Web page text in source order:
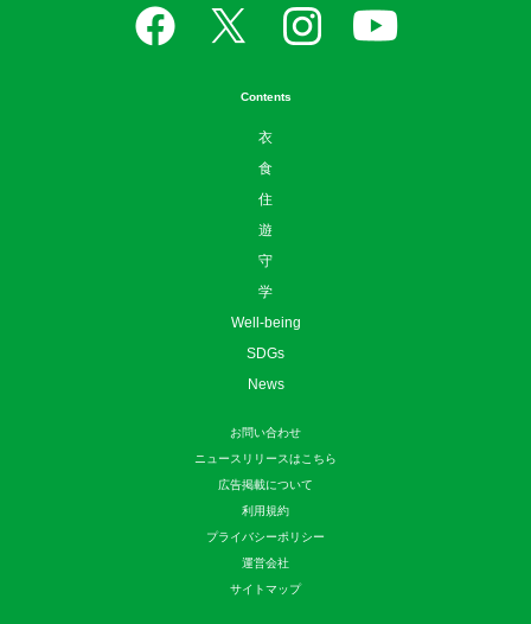
Contents
衣
食
住
遊
守
学
Well-being
SDGs
News
お問い合わせ
ニュースリリースはこちら
広告掲載について
利用規約
プライバシーポリシー
運営会社
サイトマップ